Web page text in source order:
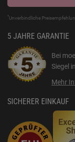
*Unverbindliche
5 JAHRE GARANTIE
Bei
Siegel
Mehr
SICHERER EINKAUF